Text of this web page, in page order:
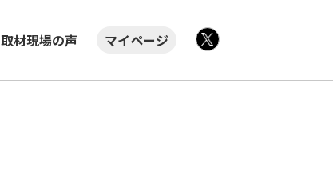
取材現場の声
マイページ